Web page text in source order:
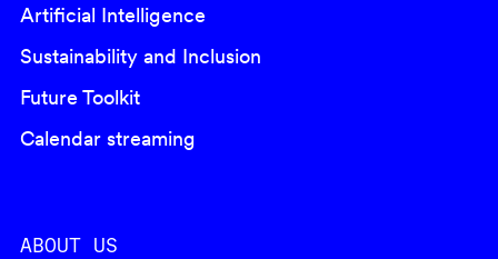
Artificial Intelligence
Sustainability and Inclusion
Future Toolkit
Calendar streaming
ABOUT US